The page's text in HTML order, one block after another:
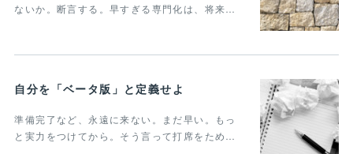
ないか。断言する。早すぎる専門化は、将来…
自分を「ベータ版」と定義せよ
準備完了など、永遠に来ない。まだ早い。もっ
と実力をつけてから。そう言って打席をため…